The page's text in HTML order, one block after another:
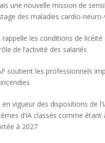
une nouvelle mission de
des maladies cardio-
rappelle les conditions de licéité
de l’activité des salariés
soutient les professionnels
en vigueur des dispositions de
d’IA classés comme étant
à 2027